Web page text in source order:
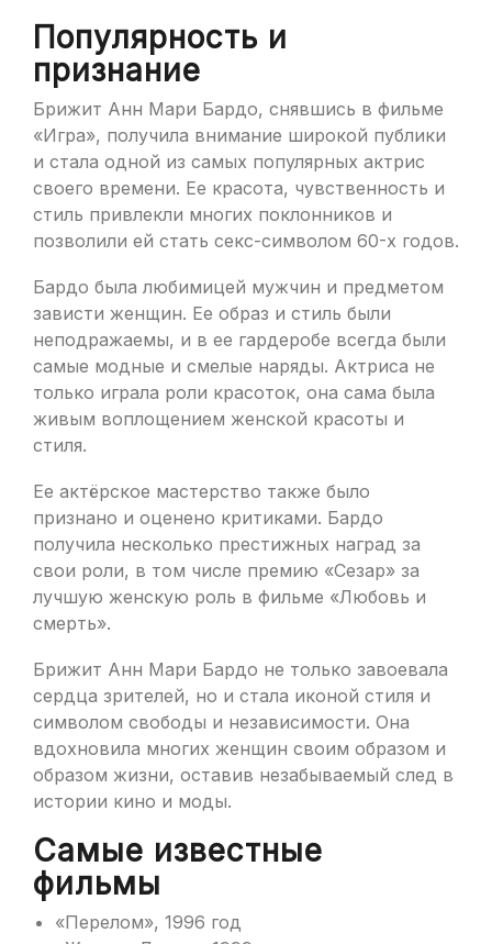
Популярность и
признание
Брижит Анн Мари Бардо, снявшись в фильме
«Игра», получила внимание широкой публики
и стала одной из самых популярных актрис
своего времени. Ее красота, чувственность и
стиль привлекли многих поклонников и
позволили ей стать секс-символом 60-х годов.
Бардо была любимицей мужчин и предметом
зависти женщин. Ее образ и стиль были
неподражаемы, и в ее гардеробе всегда были
самые модные и смелые наряды. Актриса не
только играла роли красоток, она сама была
живым воплощением женской красоты и
стиля.
Ее актёрское мастерство также было
признано и оценено критиками. Бардо
получила несколько престижных наград за
свои роли, в том числе премию «Сезар» за
лучшую женскую роль в фильме «Любовь и
смерть».
Брижит Анн Мари Бардо не только завоевала
сердца зрителей, но и стала иконой стиля и
символом свободы и независимости. Она
вдохновила многих женщин своим образом и
образом жизни, оставив незабываемый след в
истории кино и моды.
Самые известные
фильмы
«Перелом», 1996 год